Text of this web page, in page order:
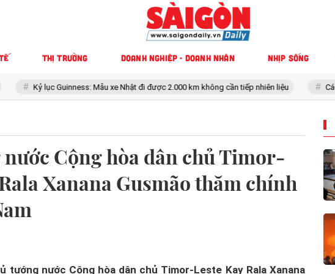
THỊ TRƯỜNG DOANH NGHIỆP - DOANH NHÂN NHỊP SỐNG
Mẫu xe Nhật đi được 2.000 km không cần tiếp nhiên liệu Cách bán iPhone cũ vừa bị
Cộng hòa dân chủ Timor-
Xanana Gusmão thăm chính
tướng nước Cộng hòa dân chủ Timor-Leste Kay Rala Xanana